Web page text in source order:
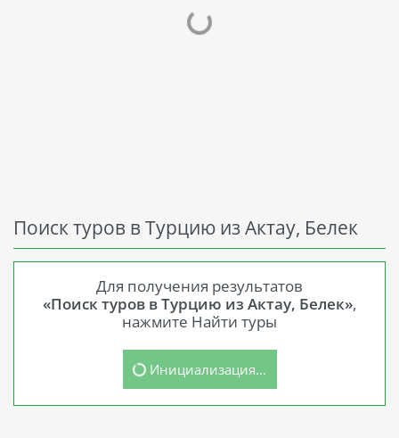
Поиск туров в Турцию из Актау, Белек
Для получения результатов
«Поиск туров в Турцию из Актау, Белек»,
нажмите Найти туры
Инициализация...